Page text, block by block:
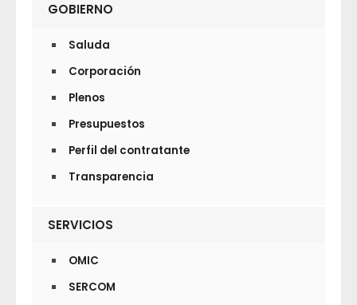
GOBIERNO
Saluda
Corporación
Plenos
Presupuestos
Perfil del contratante
Transparencia
SERVICIOS
OMIC
SERCOM